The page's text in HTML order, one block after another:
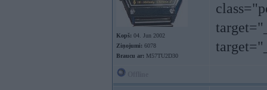
Kopš: 04. Jun 2002
Ziņojumi: 6078
Braucu ar: M57TU2D30